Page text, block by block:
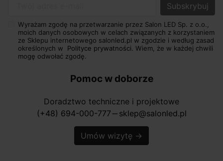
Wyrażam zgodę na przetwarzanie przez Salon LED Sp. z o.o.,
moich danych osobowych w celach związanych z korzystaniem
ze Sklepu internetowego salonled.pl w zgodzie i według zasad
określonych w Polityce prywatności. Wiem, że w każdej chwili
mogę odwołać zgodę.
Pomoc w doborze
Doradztwo techniczne i projektowe
(+48) 694-000-777 horizontal_rule sklep@salonled.pl
Umów wizytę →